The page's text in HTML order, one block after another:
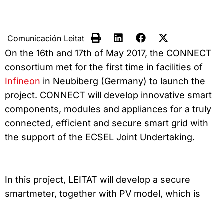
Comunicación Leitat
On the 16th and 17th of May 2017, the CONNECT
consortium met for the first time in facilities of
Infineon in Neubiberg (Germany) to launch the
project. CONNECT will develop innovative smart
components, modules and appliances for a truly
connected, efficient and secure smart grid with
the support of the ECSEL Joint Undertaking.
In this project, LEITAT will develop a secure
smartmeter, together with PV model, which is